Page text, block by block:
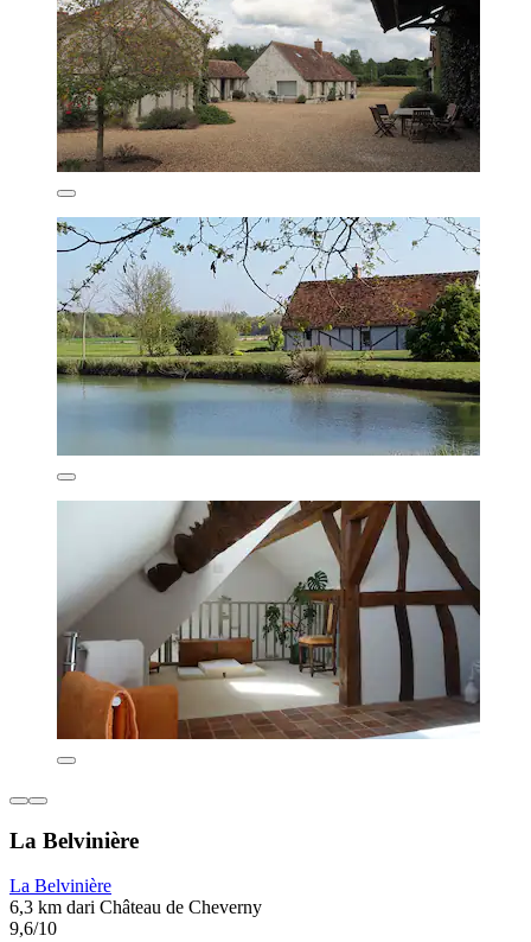
La Belvinière
La Belvinière
6,3 km dari Château de Cheverny
9,6/10